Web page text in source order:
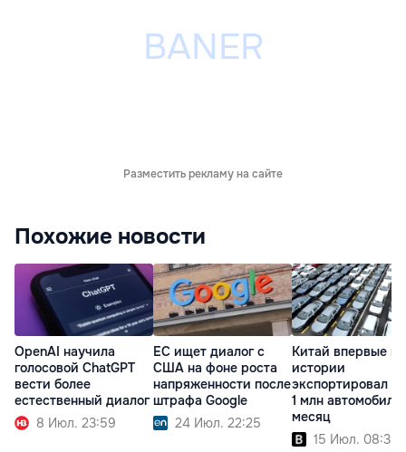
Разместить рекламу на сайте
Похожие новости
OpenAI научила
голосовой ChatGPT
вести более
естественный диалог
8 Июл. 23:59
ЕС ищет диалог с
США на фоне роста
напряженности после
штрафа Google
24 Июл. 22:25
Китай впервые в
истории
экспортировал
1 млн
месяц
15 Июл. 08:39